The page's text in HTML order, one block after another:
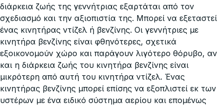
διάρκεια ζωής της γεννήτριας εξαρτάται από τον
σχεδιασμό και την αξιοπιστία της. Μπορεί να εξεταστεί
ένας κινητήρας ντίζελ ή βενζίνης. Οι γεννήτριες με
κινητήρα βενζίνης είναι φθηνότερες, σχετικά
εξοικονομούν χώρο και παράγουν λιγότερο θόρυβο, αν
και η διάρκεια ζωής του κινητήρα βενζίνης είναι
μικρότερη από αυτή του κινητήρα ντίζελ. Ένας
κινητήρας βενζίνης μπορεί επίσης να εξοπλιστεί εκ των
υστέρων με ένα ειδικό σύστημα αερίου και επομένως